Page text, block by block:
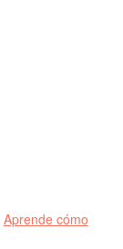
Aprende cómo